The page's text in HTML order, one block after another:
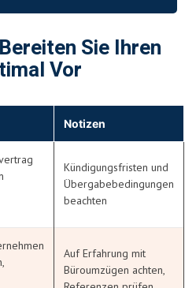
Sie Ihren
Vor
Notizen
Kündigungsfristen und
Übergabebedingungen
beachten
Auf Erfahrung mit
Büroumzügen achten,